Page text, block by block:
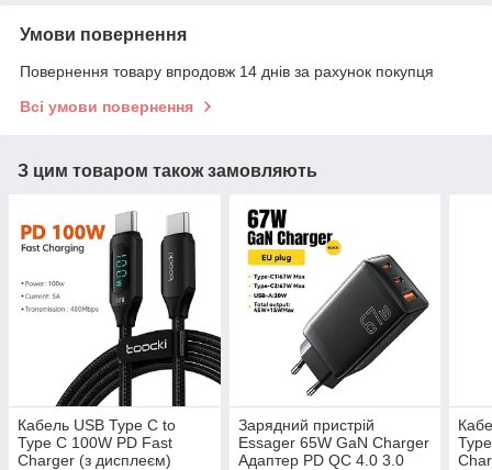
Умови повернення
Повернення товару впродовж 14 днів за рахунок покупця
Всі умови повернення
З цим товаром також замовляють
Кабель USB Type C to
Type C 100W PD Fast
Charger (з дисплеєм)
Зарядний пристрій
Essager 65W GaN Charger
Адаптер PD QC 4.0 3.0